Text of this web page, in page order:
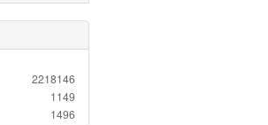
2218146
1149
1496